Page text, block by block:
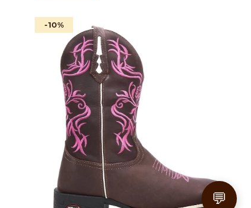
-10%
💬